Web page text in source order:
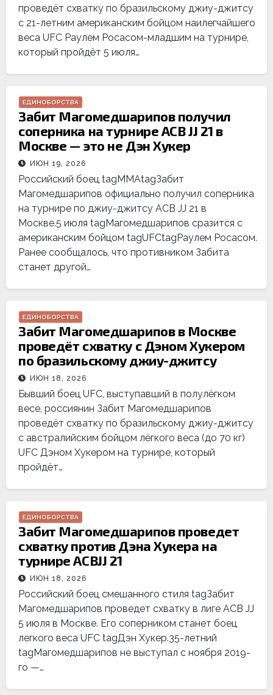
проведёт схватку по бразильскому джиу-джитсу
с 21-летним американским бойцом наилегчайшего
веса UFC Раулем Росасом-младшим на турнире,
который пройдёт 5 июля…
ЕДИНОБОРСТВА
Забит Магомедшарипов получил
соперника на турнире ACB JJ 21 в
Москве — это не Дэн Хукер
ИЮН 19, 2026
Российский боец tagММАtagЗабит
Магомедшарипов официально получил соперника
на турнире по джиу-джитсу ACB JJ 21 в
Москве.5 июля tagМагомедшарипов сразится с
американским бойцом tagUFCtagРаулем Росасом.
Ранее сообщалось, что противником Забита
станет другой…
ЕДИНОБОРСТВА
Забит Магомедшарипов в Москве
проведёт схватку с Дэном Хукером
по бразильскому джиу-джитсу
ИЮН 18, 2026
Бывший боец UFC, выступавший в полулёгком
весе, россиянин Забит Магомедшарипов
проведёт схватку по бразильскому джиу-джитсу
с австралийским бойцом лёгкого веса (до 70 кг)
UFC Дэном Хукером на турнире, который
пройдёт…
ЕДИНОБОРСТВА
Забит Магомедшарипов проведет
схватку против Дэна Хукера на
турнире ACBJJ 21
ИЮН 18, 2026
Российский боец смешанного стиля tagЗабит
Магомедшарипов проведет схватку в лиге ACB JJ
5 июля в Москве. Его соперником станет боец
легкого веса UFC tagДэн Хукер.35-летний
tagМагомедшарипов не выступал с ноября 2019-
го —…